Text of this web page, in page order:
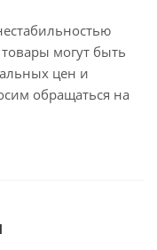
могут быть
цен и
обращаться на